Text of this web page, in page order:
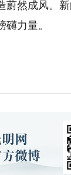
然成风。新
力量。